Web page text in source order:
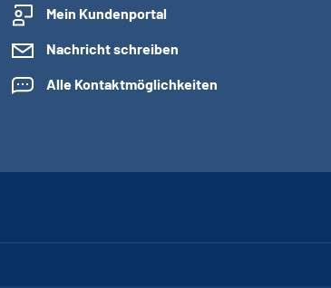
Mein Kundenportal
Nachricht schreiben
Alle Kontaktmöglichkeiten